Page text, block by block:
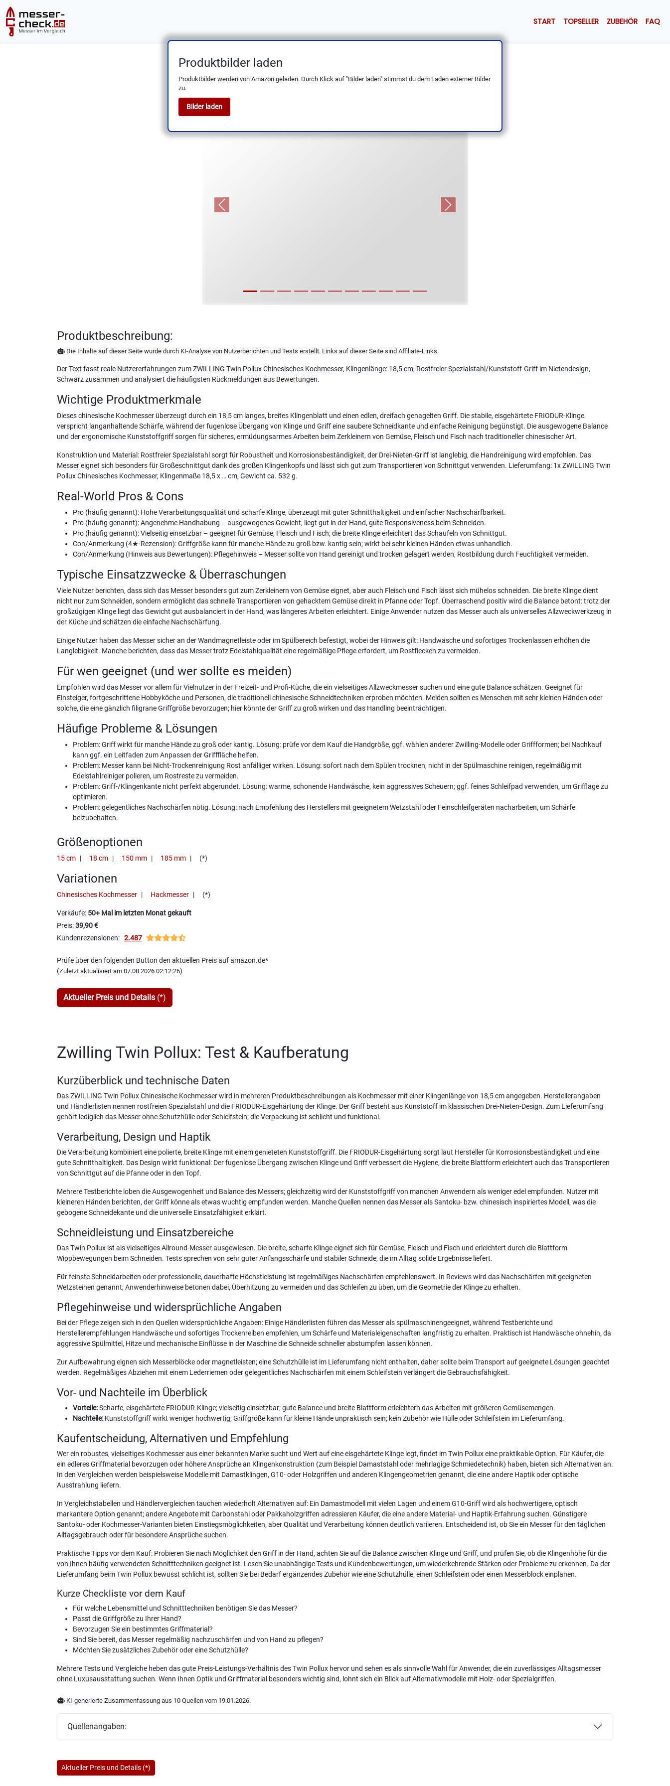
Produktbilder laden
Produktbilder werden von Amazon geladen. Durch Klick auf "Bilder laden" stimmst du dem Laden externer Bilder
zu.
Bilder laden
START TOPSELLER ZUBEHÖR FAQ
ZWILLING Twin Pollux – Chinesisches Kochmesser 18,5 cm
Previous Next
Produktbeschreibung:
Die Inhalte auf dieser Seite wurde durch KI-Analyse von Nutzerberichten und Tests erstellt. Links auf dieser Seite sind Affiliate-Links.
Der Text fasst reale Nutzererfahrungen zum ZWILLING Twin Pollux Chinesisches Kochmesser, Klingenlänge: 18,5 cm, Rostfreier Spezialstahl/Kunststoff-Griff im Nietendesign,
Schwarz zusammen und analysiert die häufigsten Rückmeldungen aus Bewertungen.
Wichtige Produktmerkmale
Dieses chinesische Kochmesser überzeugt durch ein 18,5 cm langes, breites Klingenblatt und einen edlen, dreifach genagelten Griff. Die stabile, eisgehärtete FRIODUR-Klinge
verspricht langanhaltende Schärfe, während der fugenlose Übergang von Klinge und Griff eine saubere Schneidkante und einfache Reinigung begünstigt. Die ausgewogene Balance
und der ergonomische Kunststoffgriff sorgen für sicheres, ermüdungsarmes Arbeiten beim Zerkleinern von Gemüse, Fleisch und Fisch nach traditioneller chinesischer Art.
Konstruktion und Material: Rostfreier Spezialstahl sorgt für Robustheit und Korrosionsbeständigkeit, der Drei-Nieten-Griff ist langlebig, die Handreinigung wird empfohlen. Das
Messer eignet sich besonders für Großeschnittgut dank des großen Klingenkopfs und lässt sich gut zum Transportieren von Schnittgut verwenden. Lieferumfang: 1x ZWILLING Twin
Pollux Chinesisches Kochmesser, Klingenmaße 18,5 x … cm, Gewicht ca. 532 g.
Real-World Pros & Cons
Pro (häufig genannt): Hohe Verarbeitungsqualität und scharfe Klinge, überzeugt mit guter Schnitthaltigkeit und einfacher Nachschärfbarkeit.
Pro (häufig genannt): Angenehme Handhabung – ausgewogenes Gewicht, liegt gut in der Hand, gute Responsiveness beim Schneiden.
Pro (häufig genannt): Vielseitig einsetzbar – geeignet für Gemüse, Fleisch und Fisch; die breite Klinge erleichtert das Schaufeln von Schnittgut.
Con/Anmerkung (4★-Rezension): Griffgröße kann für manche Hände zu groß bzw. kantig sein; wirkt bei sehr kleinen Händen etwas unhandlich.
Con/Anmerkung (Hinweis aus Bewertungen): Pflegehinweis – Messer sollte von Hand gereinigt und trocken gelagert werden, Rostbildung durch Feuchtigkeit vermeiden.
Typische Einsatzzwecke & Überraschungen
Viele Nutzer berichten, dass sich das Messer besonders gut zum Zerkleinern von Gemüse eignet, aber auch Fleisch und Fisch lässt sich mühelos schneiden. Die breite Klinge dient
nicht nur zum Schneiden, sondern ermöglicht das schnelle Transportieren von gehacktem Gemüse direkt in Pfanne oder Topf. Überraschend positiv wird die Balance betont: trotz der
großzügigen Klinge liegt das Gewicht gut ausbalanciert in der Hand, was längeres Arbeiten erleichtert. Einige Anwender nutzen das Messer auch als universelles Allzweckwerkzeug in
der Küche und schätzen die einfache Nachschärfung.
Einige Nutzer haben das Messer sicher an der Wandmagnetleiste oder im Spülbereich befestigt, wobei der Hinweis gilt: Handwäsche und sofortiges Trockenlassen erhöhen die
Langlebigkeit. Manche berichten, dass das Messer trotz Edelstahlqualität eine regelmäßige Pflege erfordert, um Rostflecken zu vermeiden.
Für wen geeignet (und wer sollte es meiden)
Empfohlen wird das Messer vor allem für Vielnutzer in der Freizeit- und Profi-Küche, die ein vielseitiges Allzweckmesser suchen und eine gute Balance schätzen. Geeignet für
Einsteiger, fortgeschrittene Hobbyköche und Personen, die traditionell chinesische Schneidtechniken erproben möchten. Meiden sollten es Menschen mit sehr kleinen Händen oder
solche, die eine gänzlich filigrane Griffgröße bevorzugen; hier könnte der Griff zu groß wirken und das Handling beeinträchtigen.
Häufige Probleme & Lösungen
Problem: Griff wirkt für manche Hände zu groß oder kantig. Lösung: prüfe vor dem Kauf die Handgröße, ggf. wählen anderer Zwilling-Modelle oder Griffformen; bei Nachkauf
kann ggf. ein Leitfaden zum Anpassen der Grifffläche helfen.
Problem: Messer kann bei Nicht-Trockenreinigung Rost anfälliger wirken. Lösung: sofort nach dem Spülen trocknen, nicht in der Spülmaschine reinigen, regelmäßig mit
Edelstahlreiniger polieren, um Rostreste zu vermeiden.
Problem: Griff-/Klingenkante nicht perfekt abgerundet. Lösung: warme, schonende Handwäsche, kein aggressives Scheuern; ggf. feines Schleifpad verwenden, um Grifflage zu
optimieren.
Problem: gelegentliches Nachschärfen nötig. Lösung: nach Empfehlung des Herstellers mit geeignetem Wetzstahl oder Feinschleifgeräten nacharbeiten, um Schärfe
beizubehalten.
Größenoptionen
15 cm 18 cm 150 mm 185 mm (*)
Variationen
Chinesisches Kochmesser Hackmesser (*)
Verkäufe: 50+ Mal im letzten Monat gekauft
Preis:39,90 €
Kundenrezensionen: 2.487
Prüfe über den folgenden Button den aktuellen Preis auf amazon.de*
(Zuletzt aktualisiert am 07.08.2026 02:12:26)
Aktueller Preis und Details (*)
Zwilling Twin Pollux: Test & Kaufberatung
Kurzüberblick und technische Daten
Das ZWILLING Twin Pollux Chinesische Kochmesser wird in mehreren Produktbeschreibungen als Kochmesser mit einer Klingenlänge von 18,5 cm angegeben. Herstellerangaben
und Händlerlisten nennen rostfreien Spezialstahl und die FRIODUR-Eisgehärtung der Klinge. Der Griff besteht aus Kunststoff im klassischen Drei-Nieten-Design. Zum Lieferumfang
gehört lediglich das Messer ohne Schutzhülle oder Schleifstein; die Verpackung ist schlicht und funktional.
Verarbeitung, Design und Haptik
Die Verarbeitung kombiniert eine polierte, breite Klinge mit einem genieteten Kunststoffgriff. Die FRIODUR-Eisgehärtung sorgt laut Hersteller für Korrosionsbeständigkeit und eine
gute Schnitthaltigkeit. Das Design wirkt funktional: Der fugenlose Übergang zwischen Klinge und Griff verbessert die Hygiene, die breite Blattform erleichtert auch das Transportieren
von Schnittgut auf die Pfanne oder in den Topf.
Mehrere Testberichte loben die Ausgewogenheit und Balance des Messers; gleichzeitig wird der Kunststoffgriff von manchen Anwendern als weniger edel empfunden. Nutzer mit
kleineren Händen berichten, der Griff könne als etwas wuchtig empfunden werden. Manche Quellen nennen das Messer als Santoku- bzw. chinesisch inspiriertes Modell, was die
gebogene Schneidekante und die universelle Einsatzfähigkeit erklärt.
Schneidleistung und Einsatzbereiche
Das Twin Pollux ist als vielseitiges Allround-Messer ausgewiesen. Die breite, scharfe Klinge eignet sich für Gemüse, Fleisch und Fisch und erleichtert durch die Blattform
Wippbewegungen beim Schneiden. Tests sprechen von sehr guter Anfangsschärfe und stabiler Schneide, die im Alltag solide Ergebnisse liefert.
Für feinste Schneidarbeiten oder professionelle, dauerhafte Höchstleistung ist regelmäßiges Nachschärfen empfehlenswert. In Reviews wird das Nachschärfen mit geeigneten
Wetzsteinen genannt; Anwenderhinweise betonen dabei, Überhitzung zu vermeiden und das Schleifen zu üben, um die Geometrie der Klinge zu erhalten.
Pflegehinweise und widersprüchliche Angaben
Bei der Pflege zeigen sich in den Quellen widersprüchliche Angaben: Einige Händlerlisten führen das Messer als spülmaschinengeeignet, während Testberichte und
Herstellerempfehlungen Handwäsche und sofortiges Trockenreiben empfehlen, um Schärfe und Materialeigenschaften langfristig zu erhalten. Praktisch ist Handwäsche ohnehin, da
aggressive Spülmittel, Hitze und mechanische Einflüsse in der Maschine die Schneide schneller abstumpfen lassen können.
Zur Aufbewahrung eignen sich Messerblöcke oder magnetleisten; eine Schutzhülle ist im Lieferumfang nicht enthalten, daher sollte beim Transport auf geeignete Lösungen geachtet
werden. Regelmäßiges Abziehen mit einem Lederriemen oder gelegentliches Nachschärfen mit einem Schleifstein verlängert die Gebrauchsfähigkeit.
Vor- und Nachteile im Überblick
Vorteile:Scharfe, eisgehärtete FRIODUR-Klinge; vielseitig einsetzbar; gute Balance und breite Blattform erleichtern das Arbeiten mit größeren Gemüsemengen.
Nachteile: Kunststoffgriff wirkt weniger hochwertig; Griffgröße kann für kleine Hände unpraktisch sein; kein Zubehör wie Hülle oder Schleifstein im Lieferumfang.
Kaufentscheidung, Alternativen und Empfehlung
Wer ein robustes, vielseitiges Kochmesser aus einer bekannten Marke sucht und Wert auf eine eisgehärtete Klinge legt, findet im Twin Pollux eine praktikable Option. Für Käufer, die
ein edleres Griffmaterial bevorzugen oder höhere Ansprüche an Klingenkonstruktion (zum Beispiel Damaststahl oder mehrlagige Schmiedetechnik) haben, bieten sich Alternativen an.
In den Vergleichen werden beispielsweise Modelle mit Damastklingen, G10- oder Holzgriffen und anderen Klingengeometrien genannt, die eine andere Haptik oder optische
Ausstrahlung liefern.
In Vergleichstabellen und Händlervergleichen tauchen wiederholt Alternativen auf: Ein Damastmodell mit vielen Lagen und einem G10-Griff wird als hochwertigere, optisch
markantere Option genannt; andere Angebote mit Carbonstahl oder Pakkaholzgriffen adressieren Käufer, die eine andere Material- und Haptik-Erfahrung suchen. Günstigere
Santoku- oder Kochmesser-Varianten bieten Einstiegsmöglichkeiten, aber Qualität und Verarbeitung können deutlich variieren. Entscheidend ist, ob Sie ein Messer für den täglichen
Alltagsgebrauch oder für besondere Ansprüche suchen.
Praktische Tipps vor dem Kauf: Probieren Sie nach Möglichkeit den Griff in der Hand, achten Sie auf die Balance zwischen Klinge und Griff, und prüfen Sie, ob die Klingenhöhe für die
von Ihnen häufig verwendeten Schnitttechniken geeignet ist. Lesen Sie unabhängige Tests und Kundenbewertungen, um wiederkehrende Stärken oder Probleme zu erkennen. Da der
Lieferumfang beim Twin Pollux bewusst schlicht ist, sollten Sie bei Bedarf ergänzendes Zubehör wie eine Schutzhülle, einen Schleifstein oder einen Messerblock einplanen.
Kurze Checkliste vor dem Kauf
Für welche Lebensmittel und Schnitttechniken benötigen Sie das Messer?
Passt die Griffgröße zu Ihrer Hand?
Bevorzugen Sie ein bestimmtes Griffmaterial?
Sind Sie bereit, das Messer regelmäßig nachzuschärfen und von Hand zu pflegen?
Möchten Sie zusätzliches Zubehör oder eine Schutzhülle?
Mehrere Tests und Vergleiche heben das gute Preis-Leistungs-Verhältnis des Twin Pollux hervor und sehen es als sinnvolle Wahl für Anwender, die ein zuverlässiges Alltagsmesser
ohne Luxusausstattung suchen. Wenn Ihnen Optik und Griffmaterial besonders wichtig sind, lohnt sich ein Blick auf Alternativmodelle mit Holz- oder Spezialgriffen.
KI-generierte Zusammenfassung aus 10 Quellen vom 19.01.2026.
Quellenangaben:
Aktueller Preis und Details (*)